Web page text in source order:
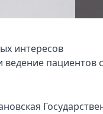
интересов
ведение пациентов